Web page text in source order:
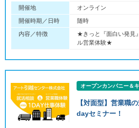
開催地
オンライン
開催時期／日時
随時
内容／特徴
★きっと『面白い発見
ル営業体験★
オープンカンパニー＆
【対面型】営業職
dayセミナー！